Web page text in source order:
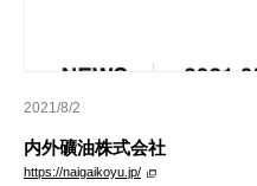
2021/8/2
内外礦油株式会社
https://naigaikoyu.jp/